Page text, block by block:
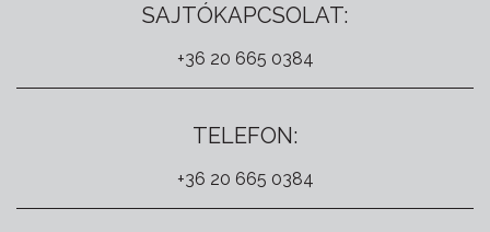
SAJTÓKAPCSOLAT:
+36 20 665 0384
TELEFON:
+36 20 665 0384